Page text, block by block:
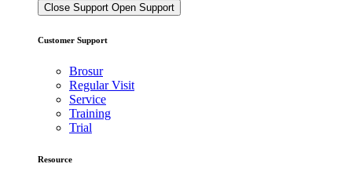
Close Support Open Support
Customer Support
Brosur
Regular Visit
Service
Training
Trial
Resource